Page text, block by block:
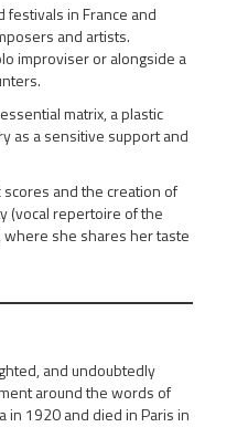
in France and
and artists.
improviser or alongside a
matrix, a plastic
as a sensitive support and
and the creation of
(vocal repertoire of the
where she shares her taste
and undoubtedly
around the words of
in 1920 and died in Paris in